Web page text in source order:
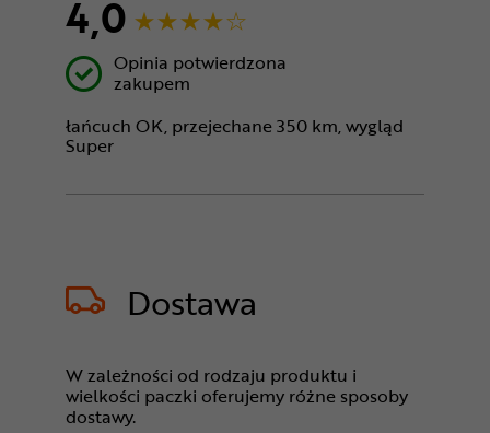
4,0
Opinia potwierdzona
zakupem
łańcuch OK, przejechane 350 km, wygląd
Super
Dostawa
W zależności od rodzaju produktu i
wielkości paczki oferujemy różne sposoby
dostawy.